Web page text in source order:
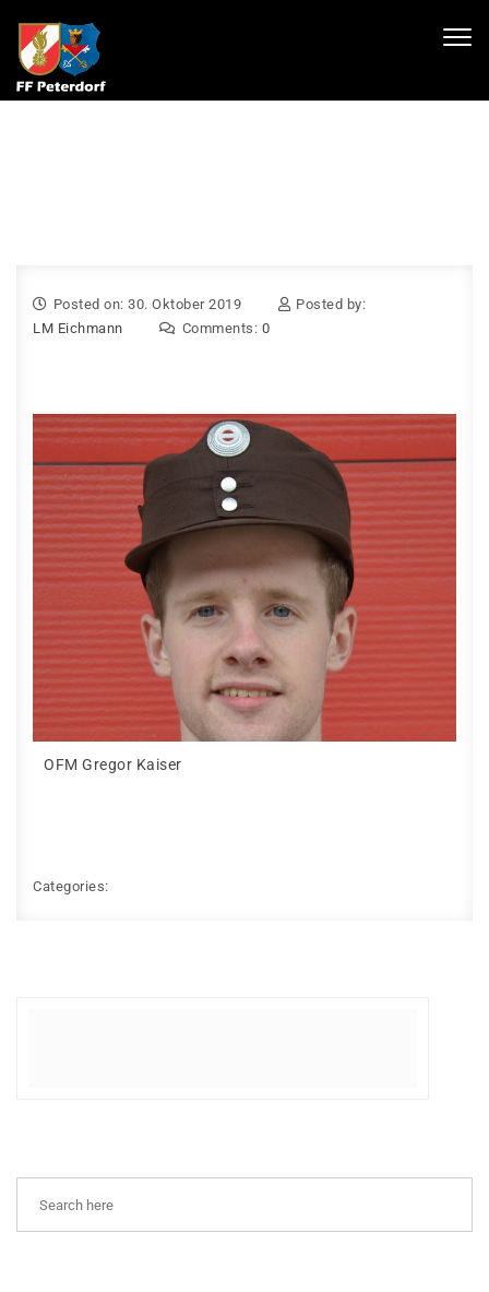
Posted on: 30. Oktober 2019
Posted by:
LM Eichmann
Comments: 0
OFM Gregor Kaiser
Categories: